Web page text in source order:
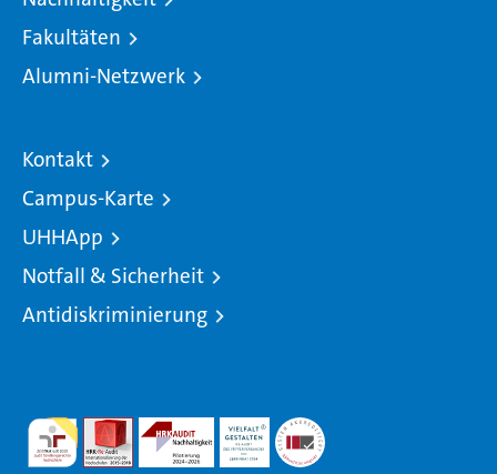
Fakultäten
Alumni-Netzwerk
Kontakt
Campus-Karte
UHHApp
Notfall & Sicherheit
Antidiskriminierung